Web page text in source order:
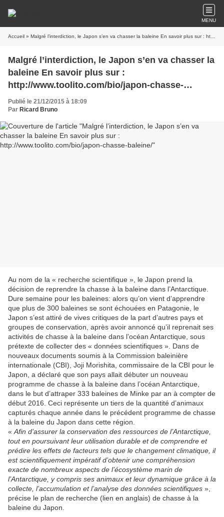
MENU
Accueil » Malgré l’interdiction, le Japon s’en va chasser la baleine En savoir plus sur : http://www.toolito.com/bio/japon-chasse-baleine/
Malgré l’interdiction, le Japon s’en va chasser la
baleine En savoir plus sur :
http://www.toolito.com/bio/japon-chasse-
baleine/
Publié le 21/12/2015 à 18:09
Par Ricard Bruno
Au nom de la « recherche scientifique », le Japon prend la
décision de reprendre la chasse à la baleine dans l’Antarctique.
Dure semaine pour les baleines: alors qu’on vient d’apprendre
que plus de 300 baleines se sont échouées en Patagonie, le
Japon s’est attiré de vives critiques de la part d’autres pays et
groupes de conservation, après avoir annoncé qu’il reprenait ses
activités de chasse à la baleine dans l’océan Antarctique, sous
prétexte de collecter des « données scientifiques ». Dans de
nouveaux documents soumis à la Commission baleinière
internationale (CBI), Joji Morishita, commissaire de la CBI pour le
Japon, a déclaré que son pays allait débuter un nouveau
programme de chasse à la baleine dans l’océan Antarctique,
dans le but d’attraper 333 baleines de Minke par an à compter de
début 2016. Ceci représente un tiers de la quantité d’animaux
capturés chaque année dans le précédent programme de chasse
à la baleine du Japon dans cette région.
« Afin d’assurer la conservation des ressources de l’Antarctique,
tout en poursuivant leur utilisation durable et de comprendre et
prédire les effets de facteurs tels que le changement climatique, il
est scientifiquement impératif d’obtenir une compréhension
exacte de nombreux aspects de l’écosystème marin de
l’Antarctique, y compris ses animaux et leur dynamique grâce à la
collecte, l’accumulation et l’analyse des données scientifiques »,
précise le plan de recherche (lien en anglais) de chasse à la
baleine du Japon.